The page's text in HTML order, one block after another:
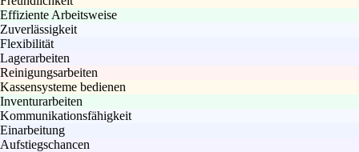
Effiziente Arbeitsweise
Zuverlässigkeit
Flexibilität
Lagerarbeiten
Reinigungsarbeiten
Kassensysteme bedienen
Inventurarbeiten
Kommunikationsfähigkeit
Einarbeitung
Aufstiegschancen